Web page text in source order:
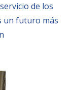
de los
un futuro más